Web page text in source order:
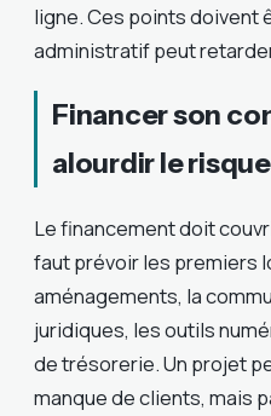
ligne. Ces points doivent
administratif peut
Financer son
alourdir le risque
Le financement doit
faut prévoir les premiers
aménagements, la
juridiques, les outils
de trésorerie. Un projet
manque de clients, mais